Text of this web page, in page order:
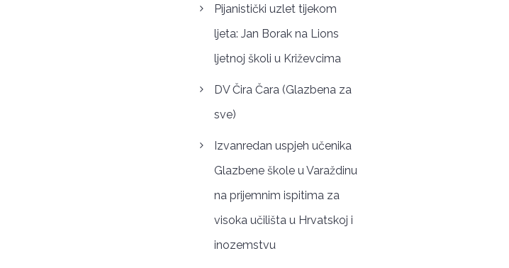
Pijanistički uzlet tijekom
ljeta: Jan Borak na Lions
ljetnoj školi u Križevcima
DV Čira Čara (Glazbena za
sve)
Izvanredan uspjeh učenika
Glazbene škole u Varaždinu
na prijemnim ispitima za
visoka učilišta u Hrvatskoj i
inozemstvu